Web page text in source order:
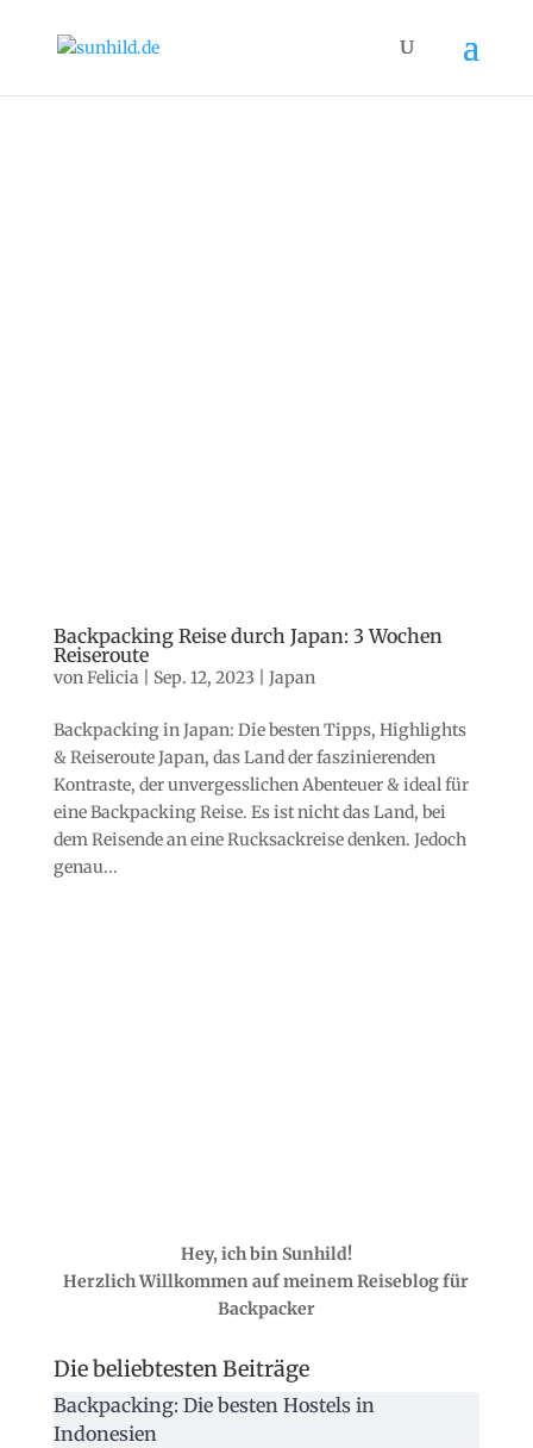
Backpacking Reise durch Japan: 3 Wochen
Reiseroute
vonFelicia| Sep. 12, 2023 Japan
Backpacking in Japan: Die besten Tipps, Highlights
& Reiseroute Japan, das Land der faszinierenden
Kontraste, der unvergesslichen Abenteuer & ideal für
eine Backpacking Reise. Es ist nicht das Land, bei
dem Reisende an eine Rucksackreise denken. Jedoch
genau...
Hey, ich bin Sunhild!
Herzlich Willkommen auf meinem Reiseblog für
Backpacker
Die beliebtesten Beiträge
Backpacking: Die besten Hostels in
Indonesien